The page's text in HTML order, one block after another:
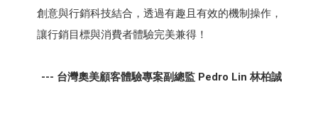
創意與行銷科技結合，透過有趣且有效的機制操作，
讓行銷目標與消費者體驗完美兼得！
--- 台灣奧美顧客體驗專案副總監 Pedro Lin 林柏誠